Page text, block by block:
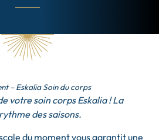
– Eskalia Soin du corps
votre soin corps Eskalia ! La
des saisons.
du moment vous garantit une